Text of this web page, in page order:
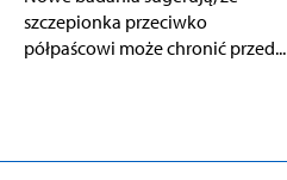
szczepionka przeciwko
półpaścowi może chronić przed...